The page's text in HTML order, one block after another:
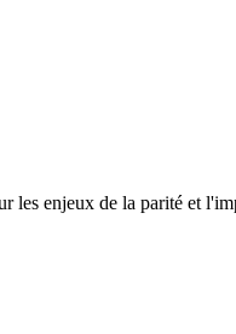
enjeux de la parité et